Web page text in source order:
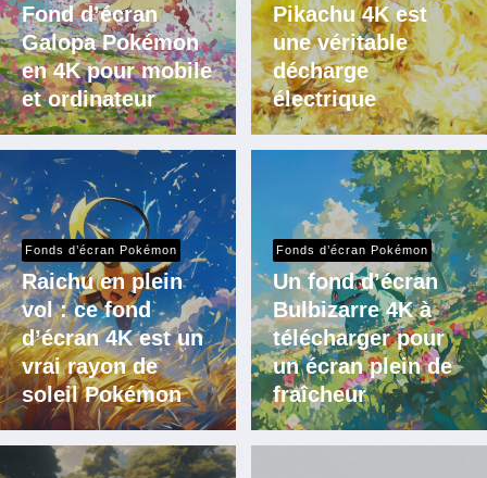
Fond d’écran
Galopa Pokémon
en 4K pour mobile
et ordinateur
Pikachu 4K est
une véritable
décharge
électrique
Fonds d’écran Pokémon
Raichu en plein
vol : ce fond
d’écran 4K est un
vrai rayon de
soleil Pokémon
Fonds d’écran Pokémon
Un fond d’écran
Bulbizarre 4K à
télécharger pour
un écran plein de
fraîcheur